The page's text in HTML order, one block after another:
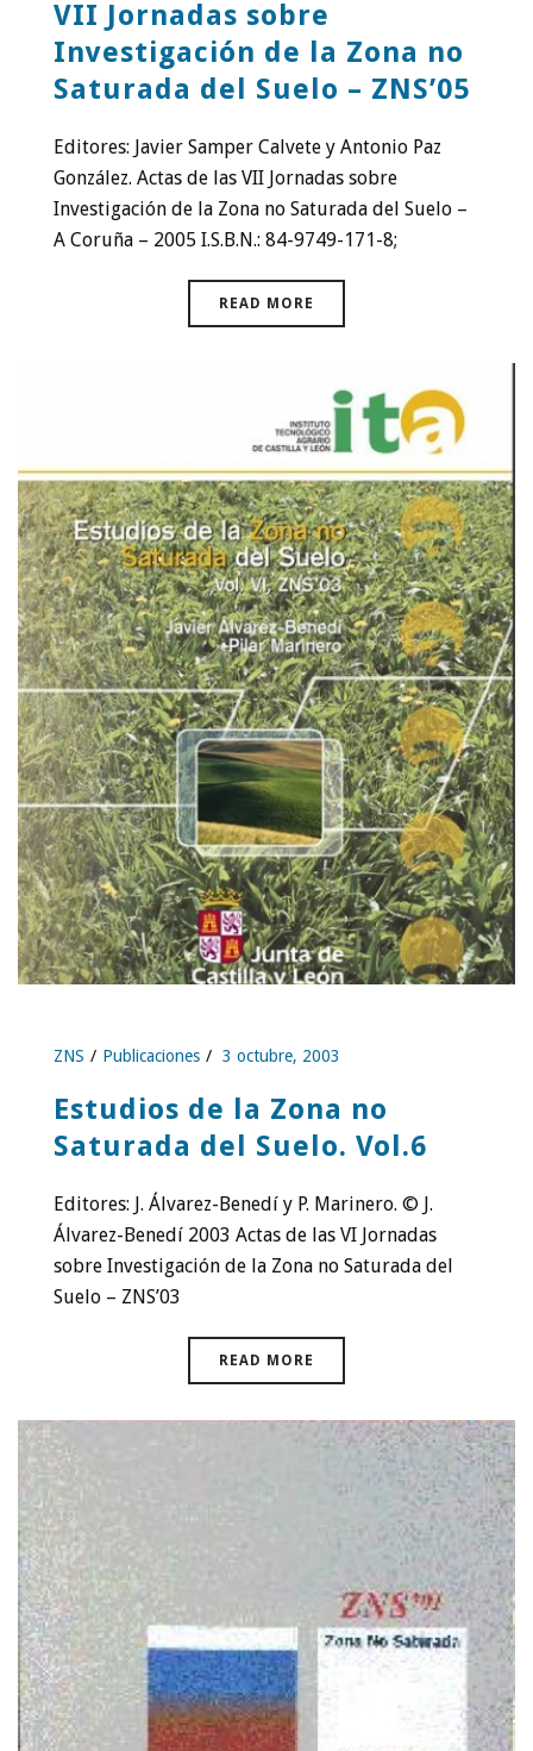
VII Jornadas sobre
Investigación de la Zona no
Saturada del Suelo – ZNS’05
Editores: Javier Samper Calvete y Antonio Paz
González. Actas de las VII Jornadas sobre
Investigación de la Zona no Saturada del Suelo –
A Coruña – 2005 I.S.B.N.: 84-9749-171-8;
READ MORE
ZNS Publicaciones 3 octubre, 2003
Estudios de la Zona no
Saturada del Suelo. Vol.6
Editores: J. Álvarez-Benedí y P. Marinero. © J.
Álvarez-Benedí 2003 Actas de las VI Jornadas
sobre Investigación de la Zona no Saturada del
Suelo – ZNS’03
READ MORE